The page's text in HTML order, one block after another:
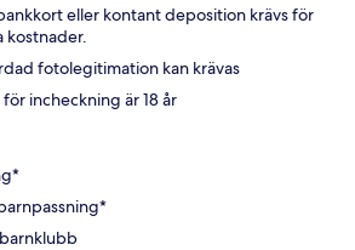
eller kontant deposition krävs för
kostnader.
fotolegitimation kan krävas
incheckning är 18 år